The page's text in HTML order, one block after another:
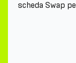
scheda Swap